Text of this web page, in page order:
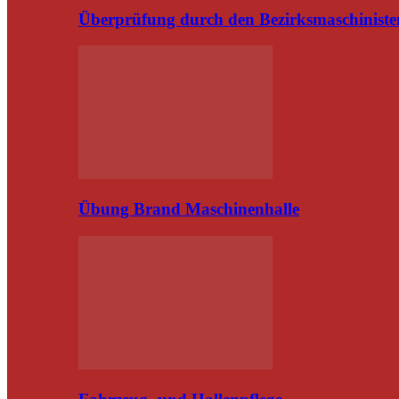
Überprüfung durch den
Übung Brand Maschinenhalle